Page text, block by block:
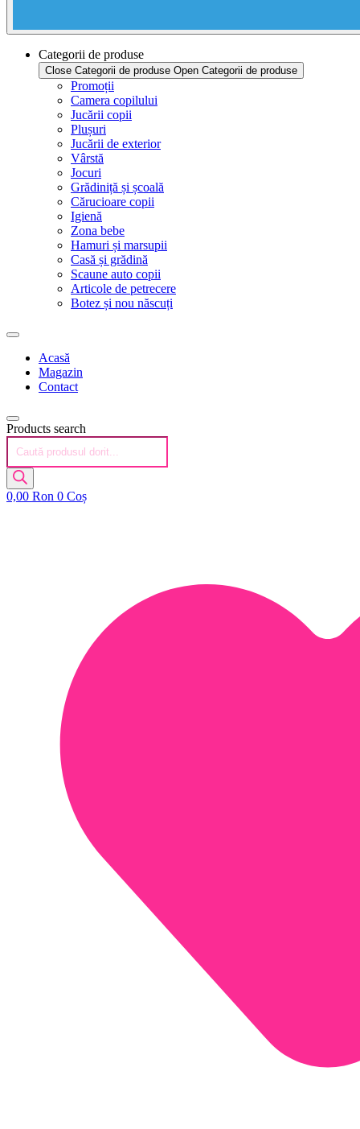
Categorii de produse
Close Categorii de produse Open Categorii de produse
Promoții
Camera copilului
Jucării copii
Plușuri
Jucării de exterior
Vârstă
Jocuri
Grădiniță și școală
Cărucioare copii
Igienă
Zona bebe
Hamuri și marsupii
Casă și grădină
Scaune auto copii
Articole de petrecere
Botez și nou născuți
Acasă
Magazin
Contact
Products search
0,00 Ron 0 Coș